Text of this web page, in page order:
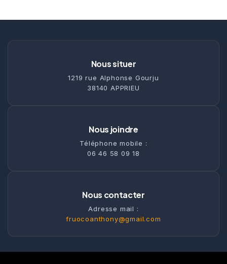
Nous situer
1219 rue Alphonse Gourju
38140 APPRIEU
Nous joindre
Téléphone mobile :
06 46 58 09 18
Nous contacter
Adresse mail :
fruocoanthony@gmail.com